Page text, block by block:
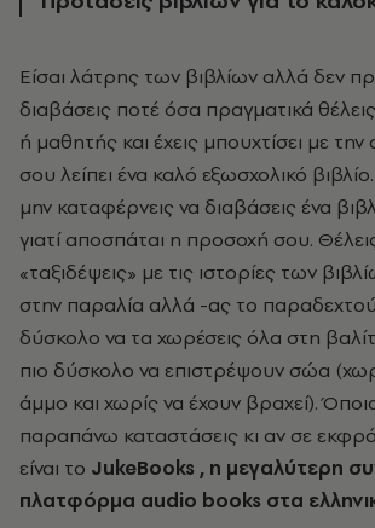
Είσαι λάτρης των βιβλίων αλλά δεν προλαβαίνεις να
διαβάσεις ποτέ όσα πραγματικά
ή μαθητής και έχεις μπουχτίσει με
σου λείπει ένα καλό εξωσχολικό
μην καταφέρνεις να διαβάσεις ένα
γιατί αποσπάται η προσοχή σου.
«ταξιδέψεις» με τις ιστορίες των
στην παραλία αλλά -ας το
δύσκολο να τα χωρέσεις όλα στη
πιο δύσκολο να επιστρέψουν σώα
άμμο και χωρίς να έχουν βραχεί).
παραπάνω καταστάσεις κι αν σε
είναι το JukeBooks , η μεγαλύτερη
πλατφόρμα audio books στα